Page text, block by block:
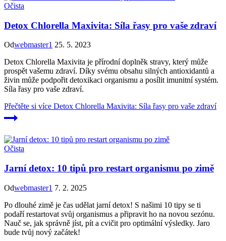
Očista
Detox Chlorella Maxivita: Síla řasy pro vaše zdraví
Odwebmaster1 25. 5. 2023
Detox Chlorella Maxivita je přírodní doplněk stravy, který může
prospět vašemu zdraví. Díky svému obsahu silných antioxidantů a
živin může podpořit detoxikaci organismu a posílit imunitní systém.
Síla řasy pro vaše zdraví.
Přečtěte si více Detox Chlorella Maxivita: Síla řasy pro vaše zdraví
Očista
Jarní detox: 10 tipů pro restart organismu po zimě
Odwebmaster1 7. 2. 2025
Po dlouhé zimě je čas udělat jarní detox! S našimi 10 tipy se ti
podaří restartovat svůj organismus a připravit ho na novou sezónu.
Nauč se, jak správně jíst, pít a cvičit pro optimální výsledky. Jaro
bude tvůj nový začátek!